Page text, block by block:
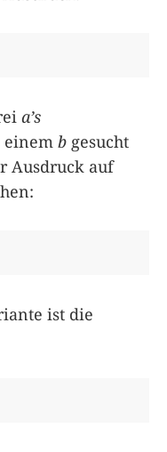
a’s
b gesucht
Ausdruck auf
ist die